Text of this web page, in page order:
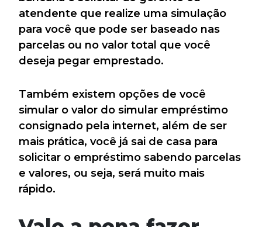
atendente que realize uma simulação
para você que pode ser baseado nas
parcelas ou no valor total que você
deseja pegar emprestado.
Também existem opções de você
simular o valor do simular empréstimo
consignado pela internet, além de ser
mais prática, você já sai de casa para
solicitar o empréstimo sabendo parcelas
e valores, ou seja, será muito mais
rápido.